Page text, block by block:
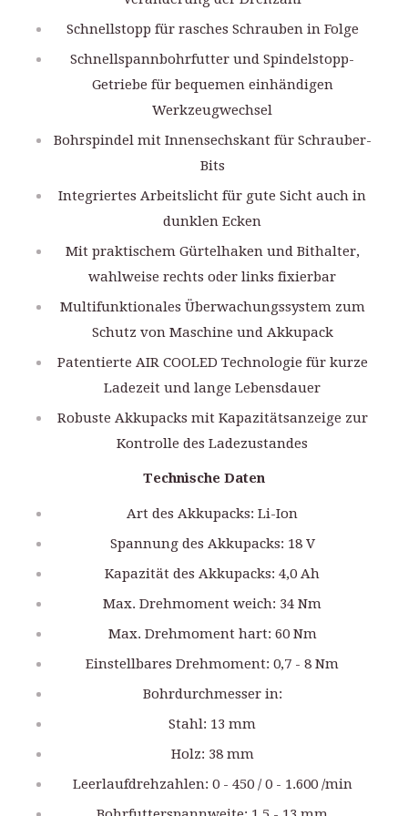
Schnellstopp für rasches Schrauben in Folge
Schnellspannbohrfutter und Spindelstopp-
Getriebe für bequemen einhändigen
Werkzeugwechsel
Bohrspindel mit Innensechskant für Schrauber-
Bits
Integriertes Arbeitslicht für gute Sicht auch in
dunklen Ecken
Mit praktischem Gürtelhaken und Bithalter,
wahlweise rechts oder links fixierbar
Multifunktionales Überwachungssystem zum
Schutz von Maschine und Akkupack
Patentierte AIR COOLED Technologie für kurze
Ladezeit und lange Lebensdauer
Robuste Akkupacks mit Kapazitätsanzeige zur
Kontrolle des Ladezustandes
Technische Daten
Art des Akkupacks: Li-Ion
Spannung des Akkupacks: 18 V
Kapazität des Akkupacks: 4,0 Ah
Max. Drehmoment weich: 34 Nm
Max. Drehmoment hart: 60 Nm
Einstellbares Drehmoment: 0,7 - 8 Nm
Bohrdurchmesser in:
Stahl: 13 mm
Holz: 38 mm
Leerlaufdrehzahlen: 0 - 450 / 0 - 1.600 /min